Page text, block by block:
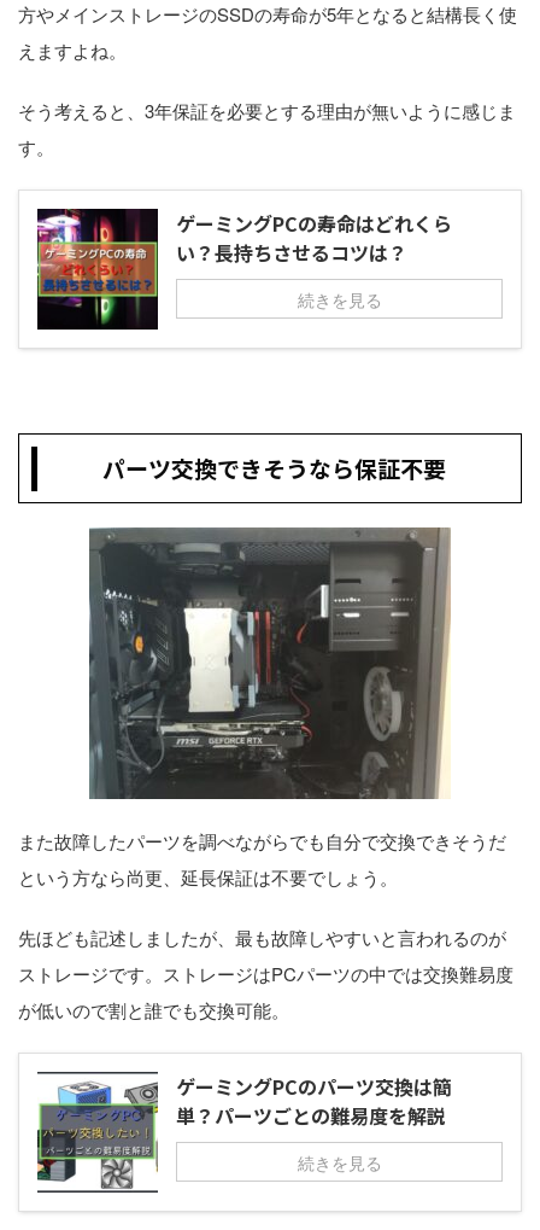
方やメインストレージのSSDの寿命が5年となると結構長く使
えますよね。
そう考えると、3年保証を必要とする理由が無いように感じま
す。
ゲーミングPCの寿命はどれくら
い？長持ちさせるコツは？
続きを見る
パーツ交換できそうなら保証不要
また故障したパーツを調べながらでも自分で交換できそうだ
という方なら尚更、延長保証は不要でしょう。
先ほども記述しましたが、最も故障しやすいと言われるのが
ストレージです。ストレージはPCパーツの中では交換難易度
が低いので割と誰でも交換可能。
ゲーミングPCのパーツ交換は簡
単？パーツごとの難易度を解説
続きを見る